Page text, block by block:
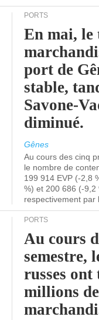
PORTS
En mai, le
port de
stable,
Savone-
diminué.
Gênes
Au cours des cinq
le nombre de
199 914 EVP (-2,8
%) et 200 686 (-9,2
respectivement par
PORTS
Au cours
semestre,
russes
millions